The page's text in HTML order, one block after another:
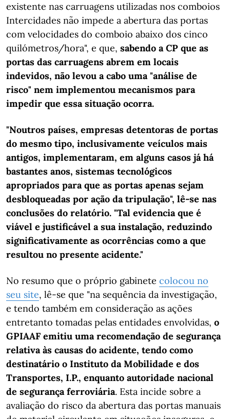
existente nas carruagens utilizadas nos comboios
Intercidades não impede a abertura das portas
com velocidades do comboio abaixo dos cinco
quilómetros/hora", e que, sabendo a CP que as
portas das carruagens abrem em locais
indevidos, não levou a cabo uma "análise de
risco" nem implementou mecanismos para
impedir que essa situação ocorra.
"Noutros países, empresas detentoras de portas
do mesmo tipo, inclusivamente veículos mais
antigos, implementaram, em alguns casos já há
bastantes anos, sistemas tecnológicos
apropriados para que as portas apenas sejam
desbloqueadas por ação da tripulação", lê-se nas
conclusões do relatório. "Tal evidencia que é
viável e justificável a sua instalação, reduzindo
significativamente as ocorrências como a que
resultou no presente acidente."
No resumo que o próprio gabinete colocou no
seu site, lê-se que "na sequência da investigação,
e tendo também em consideração as ações
entretanto tomadas pelas entidades envolvidas, o
GPIAAF emitiu uma recomendação de segurança
relativa às causas do acidente, tendo como
destinatário o Instituto da Mobilidade e dos
Transportes, I.P., enquanto autoridade nacional
de segurança ferroviária. Esta incide sobre a
avaliação do risco da abertura das portas manuais